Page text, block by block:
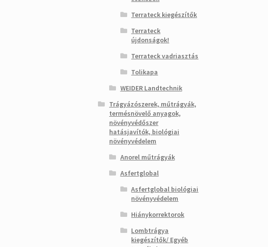
Terrateck kiegészítők
Terrateck
újdonságok!
Terrateck vadriasztás
Tolikapa
WEIDER Landtechnik
Trágyázószerek, műtrágyák,
termésnövelő anyagok,
növényvédőszer
hatásjavítók, biológiai
növényvédelem
Anorel műtrágyák
Asfertglobal
Asfertglobal biológiai
növényvédelem
Hiánykorrektorok
Lombtrágya
kiegészítők/ Egyéb